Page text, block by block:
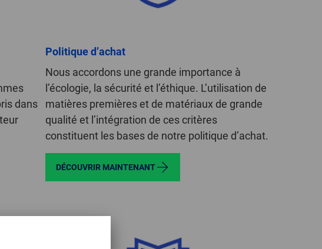
dans
Politique d’achat
Nous accordons une grande importance à
l’écologie, la sécurité et l’éthique. L’utilisation de
matières premières et de matériaux de grande
qualité et l’intégration de ces critères
constituent les bases de notre politique d’achat.
DÉCOUVRIR MAINTENANT